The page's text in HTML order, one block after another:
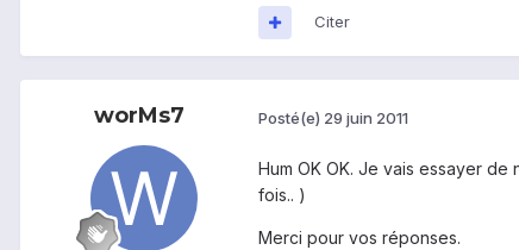
Citer
worMs7 Posté(e) 29 juin 2011
Hum OK OK. Je vais essayer
fois.. )
Merci pour vos réponses.